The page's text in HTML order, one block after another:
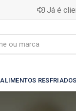
Já é
ALIMENTOS RESFRIADOS